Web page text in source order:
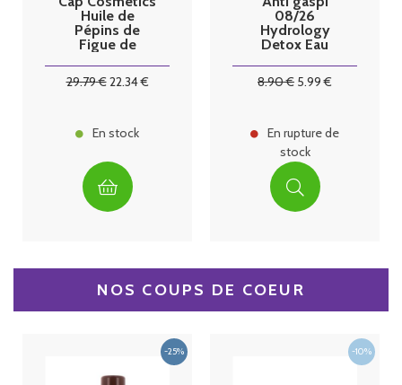
Huile de
Pépins de
Figue de
29.79€22.34€
En stock
08/26
Hydrology
Detox Eau
sucre
8.90€ 5.99 €
En rupture de
stock
NOS COUPS DE COEUR